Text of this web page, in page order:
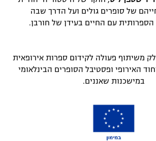
של סופרים גולים ועל הדרך שבה
עם החיים בעידן של חורבן.
משיתוף פעולה לקידום ספרות אירופאית
האירופי ופסטיבל הסופרים הבינלאומי
במישכנות שאננים.